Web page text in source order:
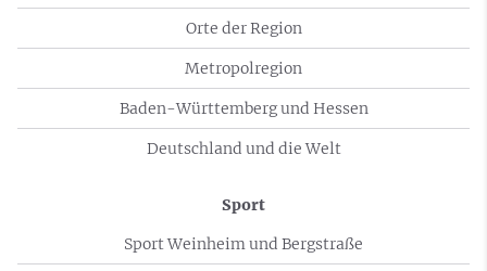
Orte der Region
Metropolregion
Baden-Württemberg und Hessen
Deutschland und die Welt
Sport
Sport Weinheim und Bergstraße